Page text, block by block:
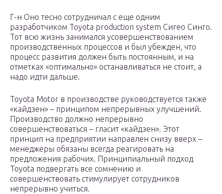
Г-н Оно тесно сотрудничал с еще одним
разработчиком Toyota production system Сигео Синго.
Тот всю жизнь занимался усовершенствованием
производственных процессов и был убежден, что
процесс развития должен быть постоянным, и на
отметках «оптимально» останавливаться не стоит, а
надо идти дальше.
Toyota Motor в производстве руководствуется также
«кайдзен» – принципом непрерывных улучшений.
Производство должно непрерывно
совершенствоваться – гласит «кайдзен». Этот
принцип на предприятии направлен снизу вверх –
менеджеры обязаны всегда реагировать на
предложения рабочих. Принципиальный подход
Toyota подвергать все сомнению и
совершенствовать стимулирует сотрудников
непрерывно учиться.